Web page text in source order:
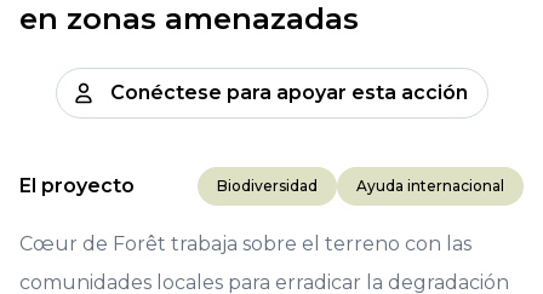
en zonas amenazadas
Conéctese para apoyar esta acción
El proyecto Biodiversidad Ayuda internacional
Cœur de Forêt trabaja sobre el terreno con las
comunidades locales para erradicar la degradación